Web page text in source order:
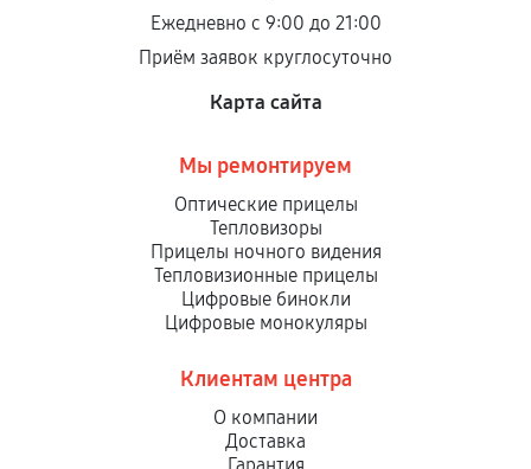
Ежедневно с 9:00 до 21:00
Приём заявок круглосуточно
Карта сайта
Мы ремонтируем
Оптические прицелы
Тепловизоры
Прицелы ночного видения
Тепловизионные прицелы
Цифровые бинокли
Цифровые монокуляры
Клиентам центра
О компании
Доставка